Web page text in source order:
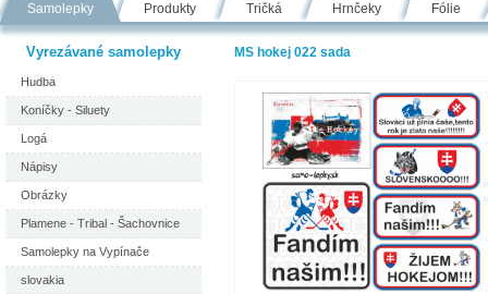
Samolepky Produkty Tričká Hrnčeky Fólie
Vyrezávané samolepky
Hudba
Koníčky - Siluety
Logá
Nápisy
Obrázky
Plamene - Tribal - Šachovnice
Samolepky na Vypínače
slovakia
MS hokej 022 sada